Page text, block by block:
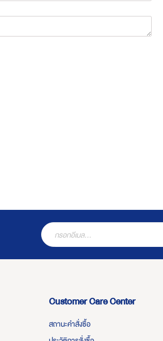
Customer Care Center
สถานะคำสั่งซื้อ